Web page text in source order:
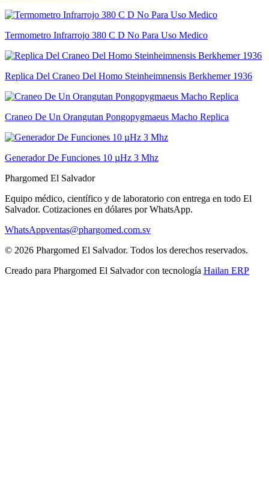
Termometro Infrarrojo 380 C D No Para Uso Medico
Replica Del Craneo Del Homo Steinheimnensis Berkhemer 1936
Craneo De Un Orangutan Pongopygmaeus Macho Replica
Generador De Funciones 10 µHz 3 Mhz
Phargomed El Salvador
Equipo médico, científico y de laboratorio con entrega en todo El
Salvador. Cotizaciones en dólares por WhatsApp.
WhatsAppventas@phargomed.com.sv
© 2026 Phargomed El Salvador. Todos los derechos reservados.
Creado para Phargomed El Salvadorcon tecnología Hailan ERP